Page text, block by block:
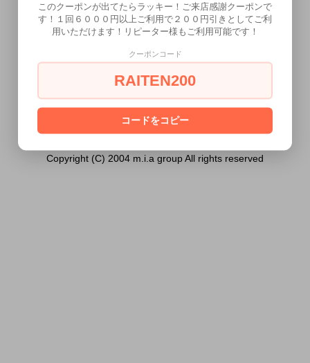
ません。
あなたは18歳以上ですか？
[ はい ] [ いいえ ]
Copyright (C) 2004 m.i.a group All rights reserved
このクーポンが出てたらラッキー！ご来店感謝クーポンで
す！１回６０００円以上ご利用で２００円引きとしてご利
用いただけます！リピーター様もご利用可能です！
クーポンコード
RAITEN200
コードをコピー